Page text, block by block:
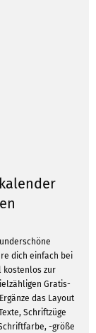
dich einfach bei
kostenlos zur
Gratis-
das Layout
Schriftzüge
-größe